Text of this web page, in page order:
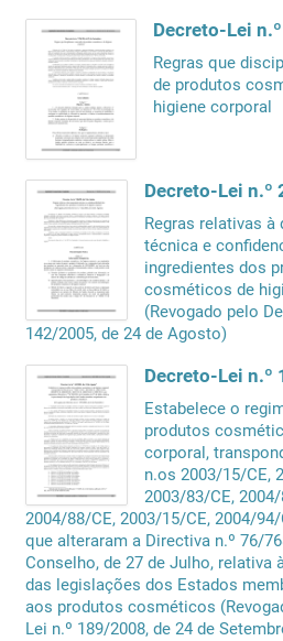
Regras que
de produtos
higiene corporal
Regras relativas à
técnica e
ingredientes dos
cosméticos de
(Revogado pelo
142/2005, de 24 de Agosto)
Estabelece o
produtos
corporal,
n.os 2003/15/CE,
2003/83/CE,
2004/88/CE, 2003/15/CE, 2004/
que alteraram a Directiva n.º 76/
Conselho, de 27 de Julho, relativa
das legislações dos Estados
aos produtos cosméticos
Lei n.º 189/2008, de 24 de